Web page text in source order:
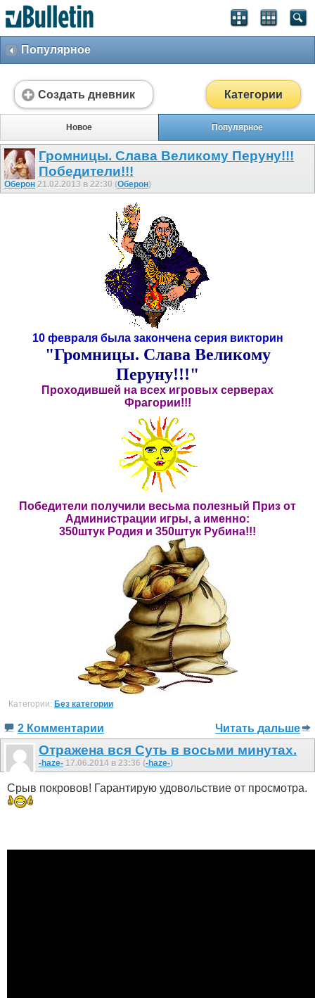
Популярное
Создать дневник Категории
Новое Популярное
Громницы. Слава Великому Перуну!!!
Победители!!!
Оберон 21.02.2013 в 22:30 (Оберон)
10 февраля была закончена серия викторин
"Громницы. Слава Великому
Перуну!!!"
Проходившей на всех игровых серверах
Фрагории!!!
Победители получили весьма полезный Приз от
Администрации игры, а именно:
350штук Родия и 350штук Рубина!!!
Категории: Без категории
2 Комментарии Читать дальше
Отражена вся Суть в восьми минутах.
-haze- 17.06.2014 в 23:36 (-haze-)
Срыв покровов! Гарантирую удовольствие от просмотра.